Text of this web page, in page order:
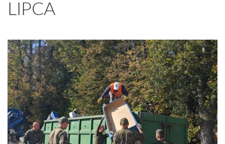
LIPCA